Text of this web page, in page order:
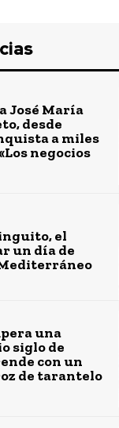
José María
desde
a miles
negocios
el
un día de
una
siglo de
con un
de tarantelo